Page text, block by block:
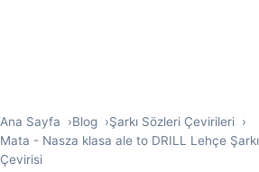
Ana Sayfa Blog
Şarkı Sözleri Çevirileri
Mata - Nasza klasa ale to DRILL Lehçe
Çevirisi